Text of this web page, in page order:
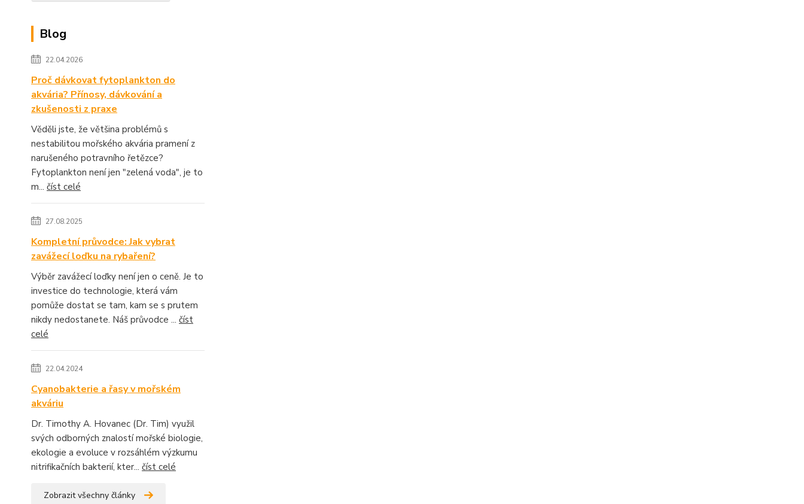
Blog
22.04.2026
Proč dávkovat fytoplankton do
akvária? Přínosy, dávkování a
zkušenosti z praxe
Věděli jste, že většina problémů s
nestabilitou mořského akvária pramení z
narušeného potravního řetězce?
Fytoplankton není jen "zelená voda", je to
m... číst celé
27.08.2025
Kompletní průvodce: Jak vybrat
zavážecí loďku na rybaření?
Výběr zavážecí loďky není jen o ceně. Je to
investice do technologie, která vám
pomůže dostat se tam, kam se s prutem
nikdy nedostanete. Náš průvodce ... číst
celé
22.04.2024
Cyanobakterie a řasy v mořském
akváriu
Dr. Timothy A. Hovanec (Dr. Tim) využil
svých odborných znalostí mořské biologie,
ekologie a evoluce v rozsáhlém výzkumu
nitrifikačních bakterií, kter... číst celé
Zobrazit všechny články